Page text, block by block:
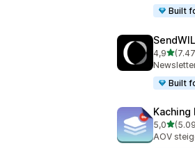
Built
4,9von 5
7479
Built
Kaching
5,0von 5
5099
AOV